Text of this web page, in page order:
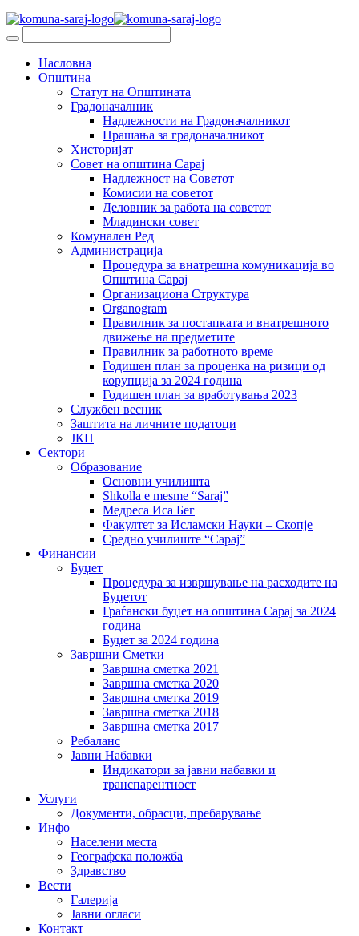
Насловна
Општина
Статут на Општината
Градоначалник
Надлежности на Градоначалникот
Прашања за градоначалникот
Хисторијат
Совет на општина Сарај
Надлежност на Советот
Комисии на советот
Деловник за работа на советот
Младински совет
Комунален Ред
Администрација
Процедура за внатрешна комуникација во
Општина Сарај
Организациона Структура
Organogram
Правилник за постапката и внатрешното
движење на предметите
Правилник за работното време
Годишен план за проценка на ризици од
корупција за 2024 година
Годишен план за вработувања 2023
Службен весник
Заштита на личните податоци
ЈКП
Сектори
Образование
Основни училишта
Shkolla e mesme “Saraj”
Медреса Иса Бег
Факултет за Исламски Науки – Скопје
Средно училиште “Сарај”
Финансии
Буџет
Процедура за извршување на расходите на
Буџетот
Граѓански буџет на општина Сарај за 2024
година
Буџет за 2024 година
Завршни Сметки
Завршна сметка 2021
Завршна сметка 2020
Завршна сметка 2019
Завршна сметка 2018
Завршна сметка 2017
Ребаланс
Јавни Набавки
Индикатори за јавни набавки и
транспарентност
Услуги
Документи, обрасци, пребарување
Инфо
Населени места
Географска положба
Здравство
Вести
Галеријa
Јавни огласи
Контакт